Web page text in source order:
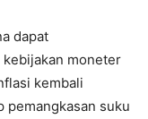
dapat
moneter
kembali
pemangkasan suku